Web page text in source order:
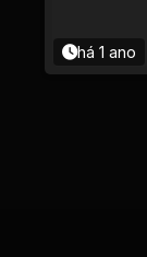
há 1 ano